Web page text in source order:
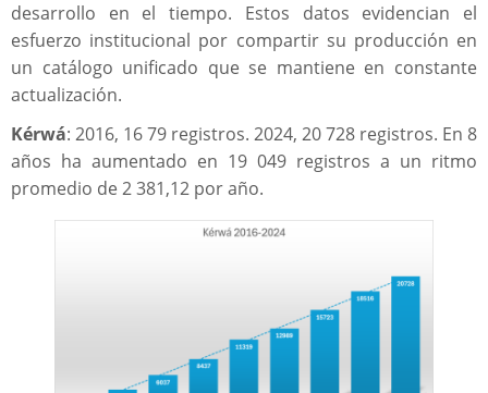
desarrollo en el tiempo. Estos datos evidencian el
esfuerzo institucional por compartir su producción en
un catálogo unificado que se mantiene en constante
actualización.
Kérwá: 2016, 16 79 registros. 2024, 20 728 registros. En 8
años ha aumentado en 19 049 registros a un ritmo
promedio de 2 381,12 por año.